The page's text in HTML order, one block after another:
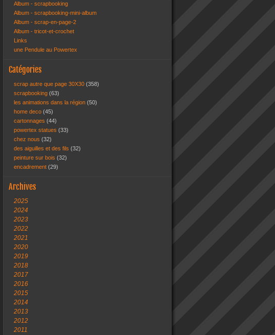
Album - scrapbooking
Album - scrapbooking-mini-album
Album - scrap-en-page-2
Album - tricot-et-crochet
Links
une Pendule au Powertex
Catégories
scrap autre que page 30X30 (358)
scrapbooking (63)
les animations dans la région (50)
home deco (45)
cartonnages (44)
powertex statues (33)
chez nous (32)
des aiguilles et des fils (32)
peinture sur bois (32)
encadrement (29)
Archives
2025
2024
2023
2022
2021
2020
2019
2018
2017
2016
2015
2014
2013
2012
2011